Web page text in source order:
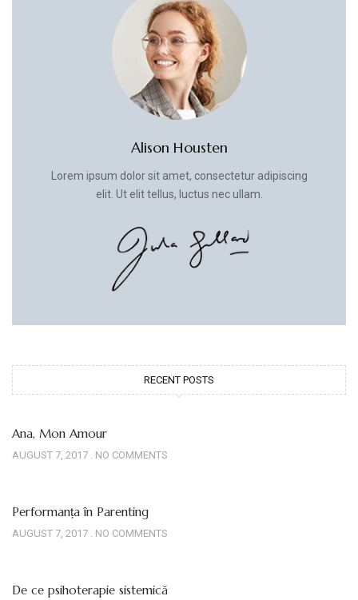
Alison Housten
Lorem ipsum dolor sit amet, consectetur adipiscing
elit. Ut elit tellus, luctus nec ullam.
RECENT POSTS
Ana, Mon Amour
AUGUST 7, 2017 NO COMMENTS
Performanța în Parenting
AUGUST 7, 2017 NO COMMENTS
De ce psihoterapie sistemică